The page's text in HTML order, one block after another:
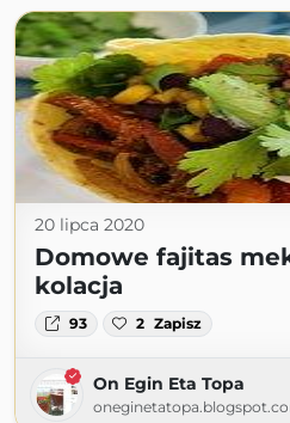
20 lipca 2020
Domowe fajitas
kolacja
93 2 Zapisz
On Egin Eta Topa